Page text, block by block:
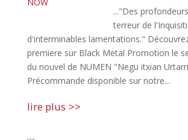
..."Des
terreur de
d'interminables lamentations."
premiere sur Black Metal Promotion le
du nouvel de NUMEN "Negu itxian
Précommande disponible sur notre...
lire plus